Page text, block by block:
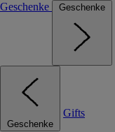
Geschenke
Geschenke
Geschenke
Gifts